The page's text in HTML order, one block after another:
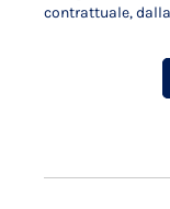
contrattuale, dalla